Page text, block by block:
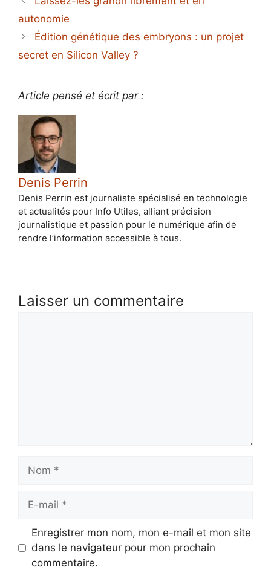
autonomie
Édition génétique des embryons : un projet
secret en Silicon Valley ?
Article pensé et écrit par :
Denis Perrin
Denis Perrin est journaliste spécialisé en technologie
et actualités pour Info Utiles, alliant précision
journalistique et passion pour le numérique afin de
rendre l’information accessible à tous.
Laisser un commentaire
Nom
Enregistrer mon nom, mon e-mail et mon site
dans le navigateur pour mon prochain
commentaire.